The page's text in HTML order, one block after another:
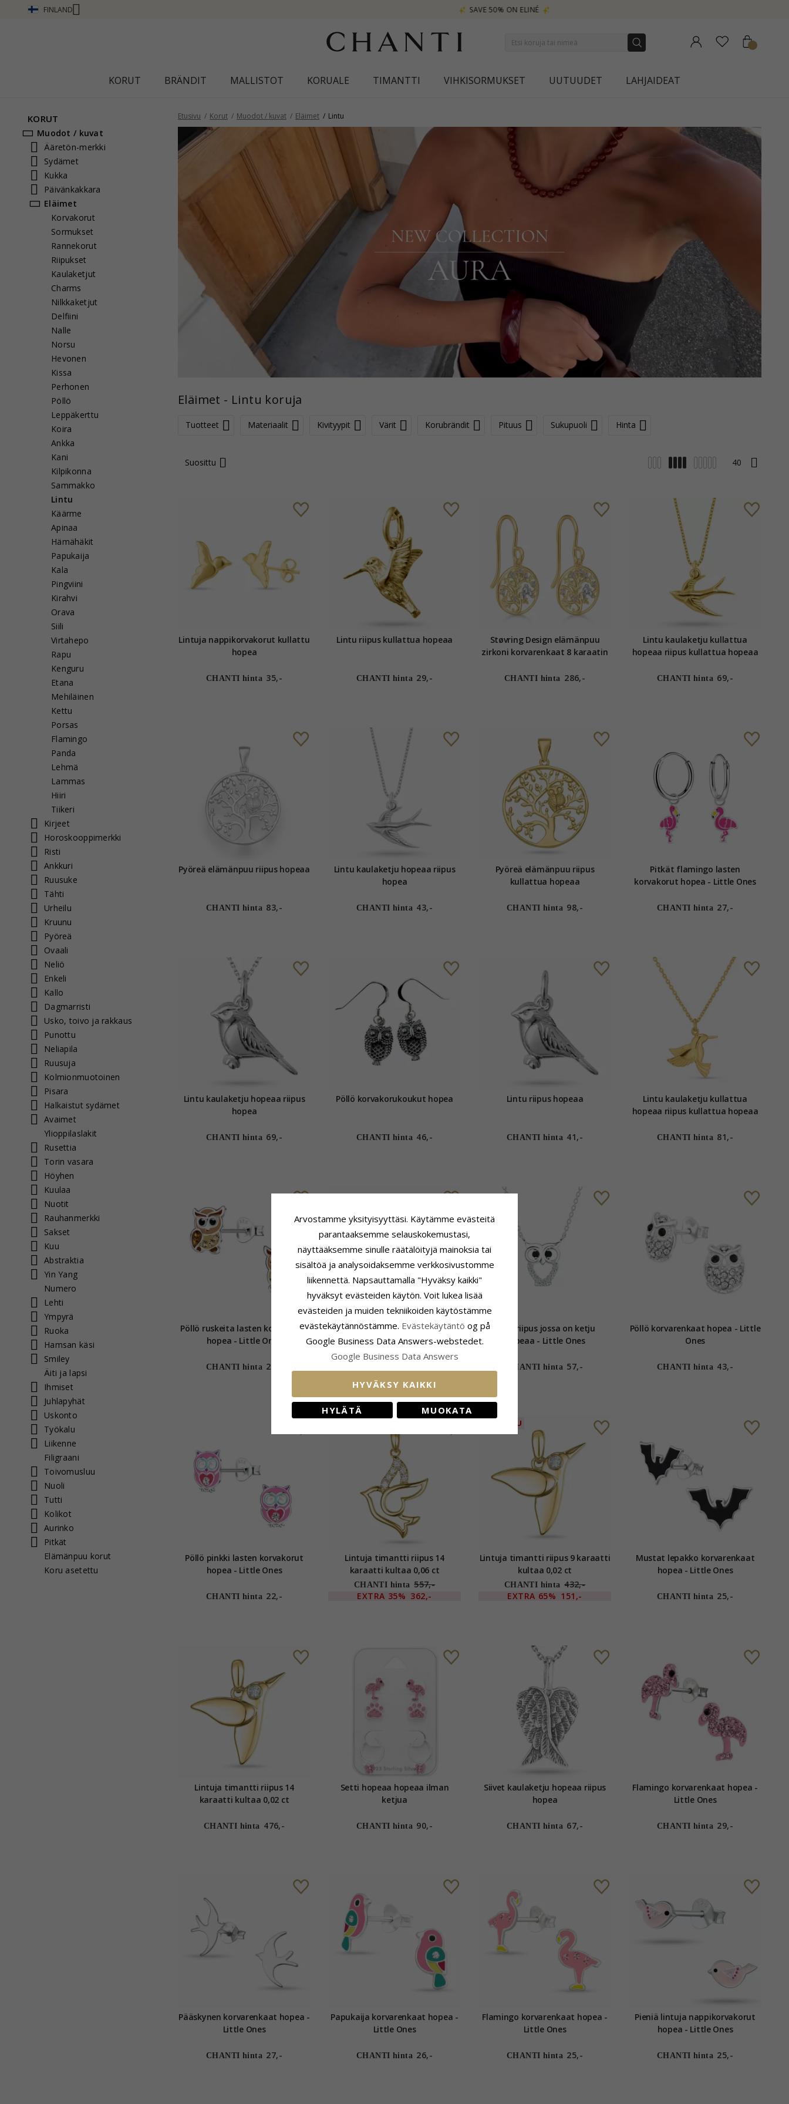
FINLAND
KORUT BRÄNDIT MALLISTOT KORUALE TIMANTTI VIHKISORMUKSET UUTUUDET LAHJAIDEAT
KORUT
Muodot / kuvat
Ääretön-merkki
Sydämet
Kukka
Päivänkakkara
Eläimet
Korvakorut
Sormukset
Rannekorut
Riipukset
Kaulaketjut
Charms
Nilkkaketjut
Delfiini
Nalle
Norsu
Hevonen
Kissa
Perhonen
Pöllö
Leppäkerttu
Koira
Ankka
Kani
Kilpikonna
Sammakko
Lintu
Käärme
Apinaa
Hämähäkit
Papukaija
Kala
Pingviini
Kirahvi
Orava
Siili
Virtahepo
Rapu
Kenguru
Etana
Mehiläinen
Kettu
Porsas
Flamingo
Panda
Lehmä
Lammas
Hiiri
Tiikeri
Kirjeet
Horoskooppimerkki
Risti
Ankkuri
Ruusuke
Tähti
Urheilu
Kruunu
Pyöreä
Ovaali
Neliö
Enkeli
Kallo
Dagmarristi
Usko, toivo ja rakkaus
Punottu
Neliapila
Ruusuja
Kolmionmuotoinen
Pisara
Halkaistut sydämet
Avaimet
Ylioppilaslakit
Rusettia
Torin vasara
Höyhen
Kuulaa
Nuotit
Rauhanmerkki
Sakset
Kuu
Abstraktia
Yin Yang
Numero
Lehti
Ympyrä
Ruoka
Hamsan käsi
Smiley
Äiti ja lapsi
Ihmiset
Juhlapyhät
Uskonto
Työkalu
Liikenne
Filigraani
Toivomusluu
Nuoli
Tutti
Kolikot
Aurinko
Pitkät
Elämänpuu korut
Koru asetettu
Etusivu Korut Muodot / kuvat Eläimet Lintu
Eläimet - Lintu koruja
Tuotteet Materiaalit Kivityypit Värit Korubrändit Pituus Sukupuoli Hinta
Suosittu
Lintuja nappikorvakorut kullattu
hopea
CHANTI hinta 35,-
Lintu riipus kullattua hopeaa
CHANTI hinta 29,-
Støvring Design elämänpuu
zirkoni korvarenkaat 8 karaatin
CHANTI hinta 286,-
Lintu kaulaketju kullattua
hopeaa riipus kullattua hopeaa
CHANTI hinta 69,-
Pyöreä elämänpuu riipus hopeaa
CHANTI hinta 83,-
Lintu kaulaketju hopeaa riipus
hopea
CHANTI hinta 43,-
Pyöreä elämänpuu riipus
kullattua hopeaa
CHANTI hinta 98,-
Pitkät flamingo lasten
korvakorut hopea - Little Ones
CHANTI hinta 27,-
Lintu kaulaketju hopeaa riipus
hopea
CHANTI hinta 69,-
Pöllö korvakorukoukut hopea
CHANTI hinta 46,-
Lintu riipus hopeaa
CHANTI hinta 41,-
Lintu kaulaketju kullattua
hopeaa riipus kullattua hopeaa
CHANTI hinta 81,-
Pöllö ruskeita lasten korvakorut
hopea - Little Ones
CHANTI hinta 24,-
Tipu lasten korvakorut hopea -
Little Ones
Pöllö riipus jossa on ketju
hopeaa - Little Ones
CHANTI hinta 57,-
Pöllö korvarenkaat hopea - Little
Ones
CHANTI hinta 43,-
Pöllö pinkki lasten korvakorut
hopea - Little Ones
CHANTI hinta 22,-
Lintuja timantti riipus 14
karaatti kultaa 0,06 ct
CHANTI hinta 557,-
EXTRA 35% 362,-
POISTUU
Lintuja timantti riipus 9 karaatti
kultaa 0,02 ct
CHANTI hinta 432,-
EXTRA 65% 151,-
Mustat lepakko korvarenkaat
hopea - Little Ones
CHANTI hinta 25,-
Lintuja timantti riipus 14
karaatti kultaa 0,02 ct
CHANTI hinta 476,-
Setti hopeaa hopeaa ilman
ketjua
CHANTI hinta 90,-
Siivet kaulaketju hopeaa riipus
hopea
CHANTI hinta 67,-
Flamingo korvarenkaat hopea -
Little Ones
CHANTI hinta 29,-
Pääskynen korvarenkaat hopea -
Little Ones
CHANTI hinta 27,-
Papukaija korvarenkaat hopea -
Little Ones
CHANTI hinta 26,-
Flamingo korvarenkaat hopea -
Little Ones
CHANTI hinta 25,-
Pieniä lintuja nappikorvakorut
hopea - Little Ones
CHANTI hinta 25,-
Arvostamme yksityisyyttäsi. Käytämme evästeitä
parantaaksemme selauskokemustasi,
näyttääksemme sinulle räätälöityjä mainoksia tai
sisältöä ja analysoidaksemme verkkosivustomme
liikennettä. Napsauttamalla "Hyväksy kaikki"
hyväksyt evästeiden käytön. Voit lukea lisää
evästeiden ja muiden tekniikoiden käytöstämme
evästekäytännöstämme. Evästekäytäntö og på
Google Business Data Answers-webstedet.
Google Business Data Answers
HYVÄKSY KAIKKI
HYLÄTÄ MUOKATA